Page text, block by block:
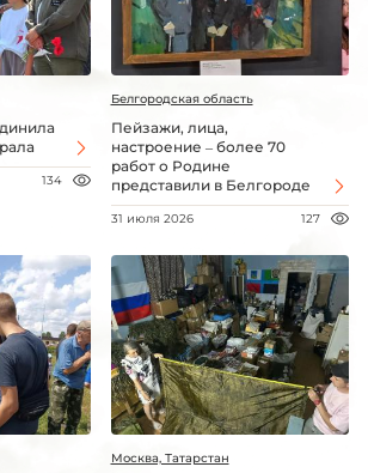
134
Белгородская область
Пейзажи, лица,
настроение – более 70
работ о Родине
представили в Белгороде
31 июля 2026 127
Москва, Татарстан